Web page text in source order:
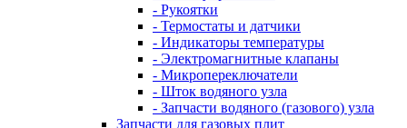
- Рукоятки
- Термостаты и датчики
- Индикаторы температуры
- Электромагнитные клапаны
- Микропереключатели
- Шток водяного узла
- Запчасти водяного (газового) узла
Запчасти для газовых плит